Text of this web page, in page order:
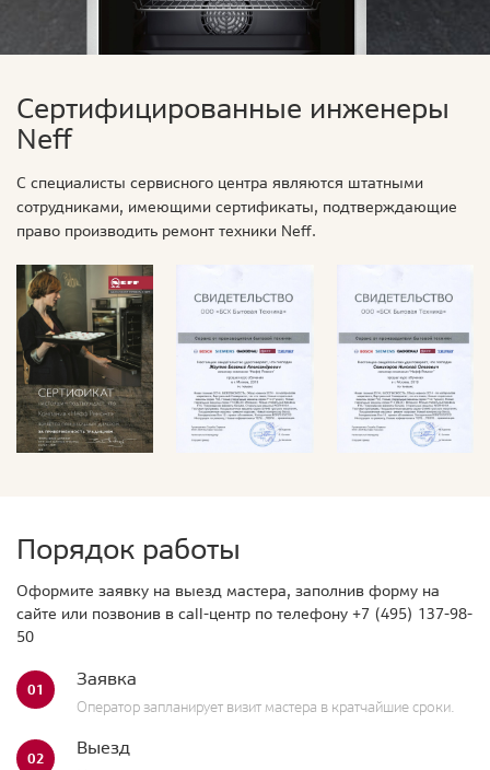
Сертифицированные инженеры
Neff
С специалисты сервисного центра являются штатными
сотрудниками, имеющими сертификаты, подтверждающие
право производить ремонт техники Neff.
Порядок работы
Оформите заявку на выезд мастера, заполнив форму на
сайте или позвонив в call-центр по телефону +7 (495) 137-98-
50
01 Заявка
Оператор запланирует визит мастера в кратчайшие сроки.
02 Выезд